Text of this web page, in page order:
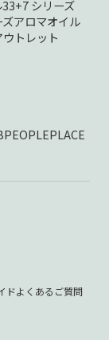
シリーズ
アロマオイル
トレット
PEOPLEPLACE
ドよくあるご質問